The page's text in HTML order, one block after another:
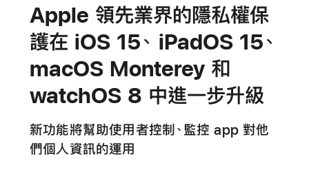
Apple 領先業界的隱私權保
護在 iOS 15、 iPadOS 15、
macOS Monterey 和
watchOS 8 中進一步升級
新功能將幫助使用者控制、監控 app 對他
們個人資訊的運用